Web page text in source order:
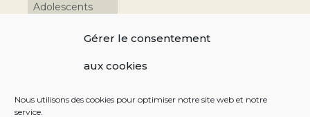
Gérer le consentement
aux cookies
Nous utilisons des cookies pour optimiser notre site web et notre
service.
Adolescents